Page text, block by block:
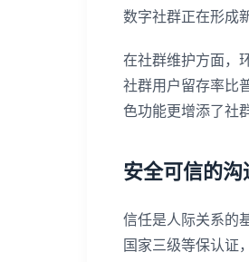
数字社群正在形成
在社群维护方面，
社群用户留存率比
色功能更增添了社
安全可信的沟
信任是人际关系的
国家三级等保认证